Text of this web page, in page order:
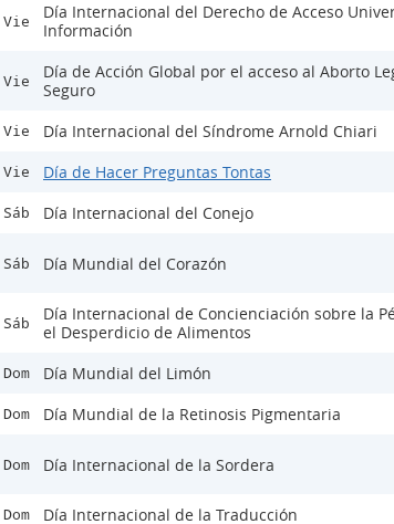
Día Internacional del Derecho de Acceso
Información
Día de Acción Global por el acceso al Aborto
Seguro
Día Internacional del Síndrome Arnold Chiari
Día de Hacer Preguntas Tontas
Día Internacional del Conejo
Día Mundial del Corazón
Día Internacional de Concienciación sobre la
el Desperdicio de Alimentos
Día Mundial del Limón
Día Mundial de la Retinosis Pigmentaria
Día Internacional de la Sordera
Día Internacional de la Traducción